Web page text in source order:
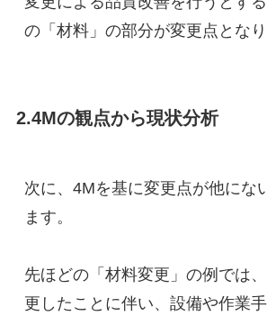
の「材料」の部分が変更点となり
2.4Mの観点から現状分析
次に、4Mを基に変更点が他にな
ます。
先ほどの「材料変更」の例では
更したことに伴い、設備や作業